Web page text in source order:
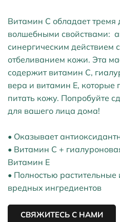
Витамин С обладает
волшебными свойствами:
синергическим действием
отбеливанием кожи. Эта
содержит витамин С,
вера и витамин Е, которые
питать кожу. Попробуйте
для вашего лица дома!
• Оказывает
• Витамин С +
Витамин Е
• Полностью растительные
вредных ингредиентов
СВЯЖИТЕСЬ С НАМИ